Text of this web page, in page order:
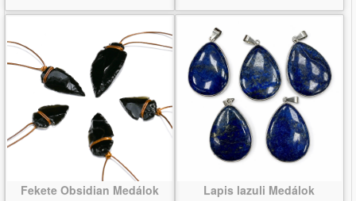
Fekete Obsidian Medálok Lapis lazuli Medálok